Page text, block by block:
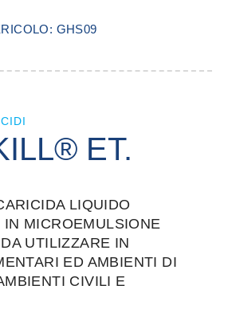
GHS09
ET.
LIQUIDO
IN MICROEMULSIONE
UTILIZZARE IN
ED AMBIENTI DI
CIVILI E